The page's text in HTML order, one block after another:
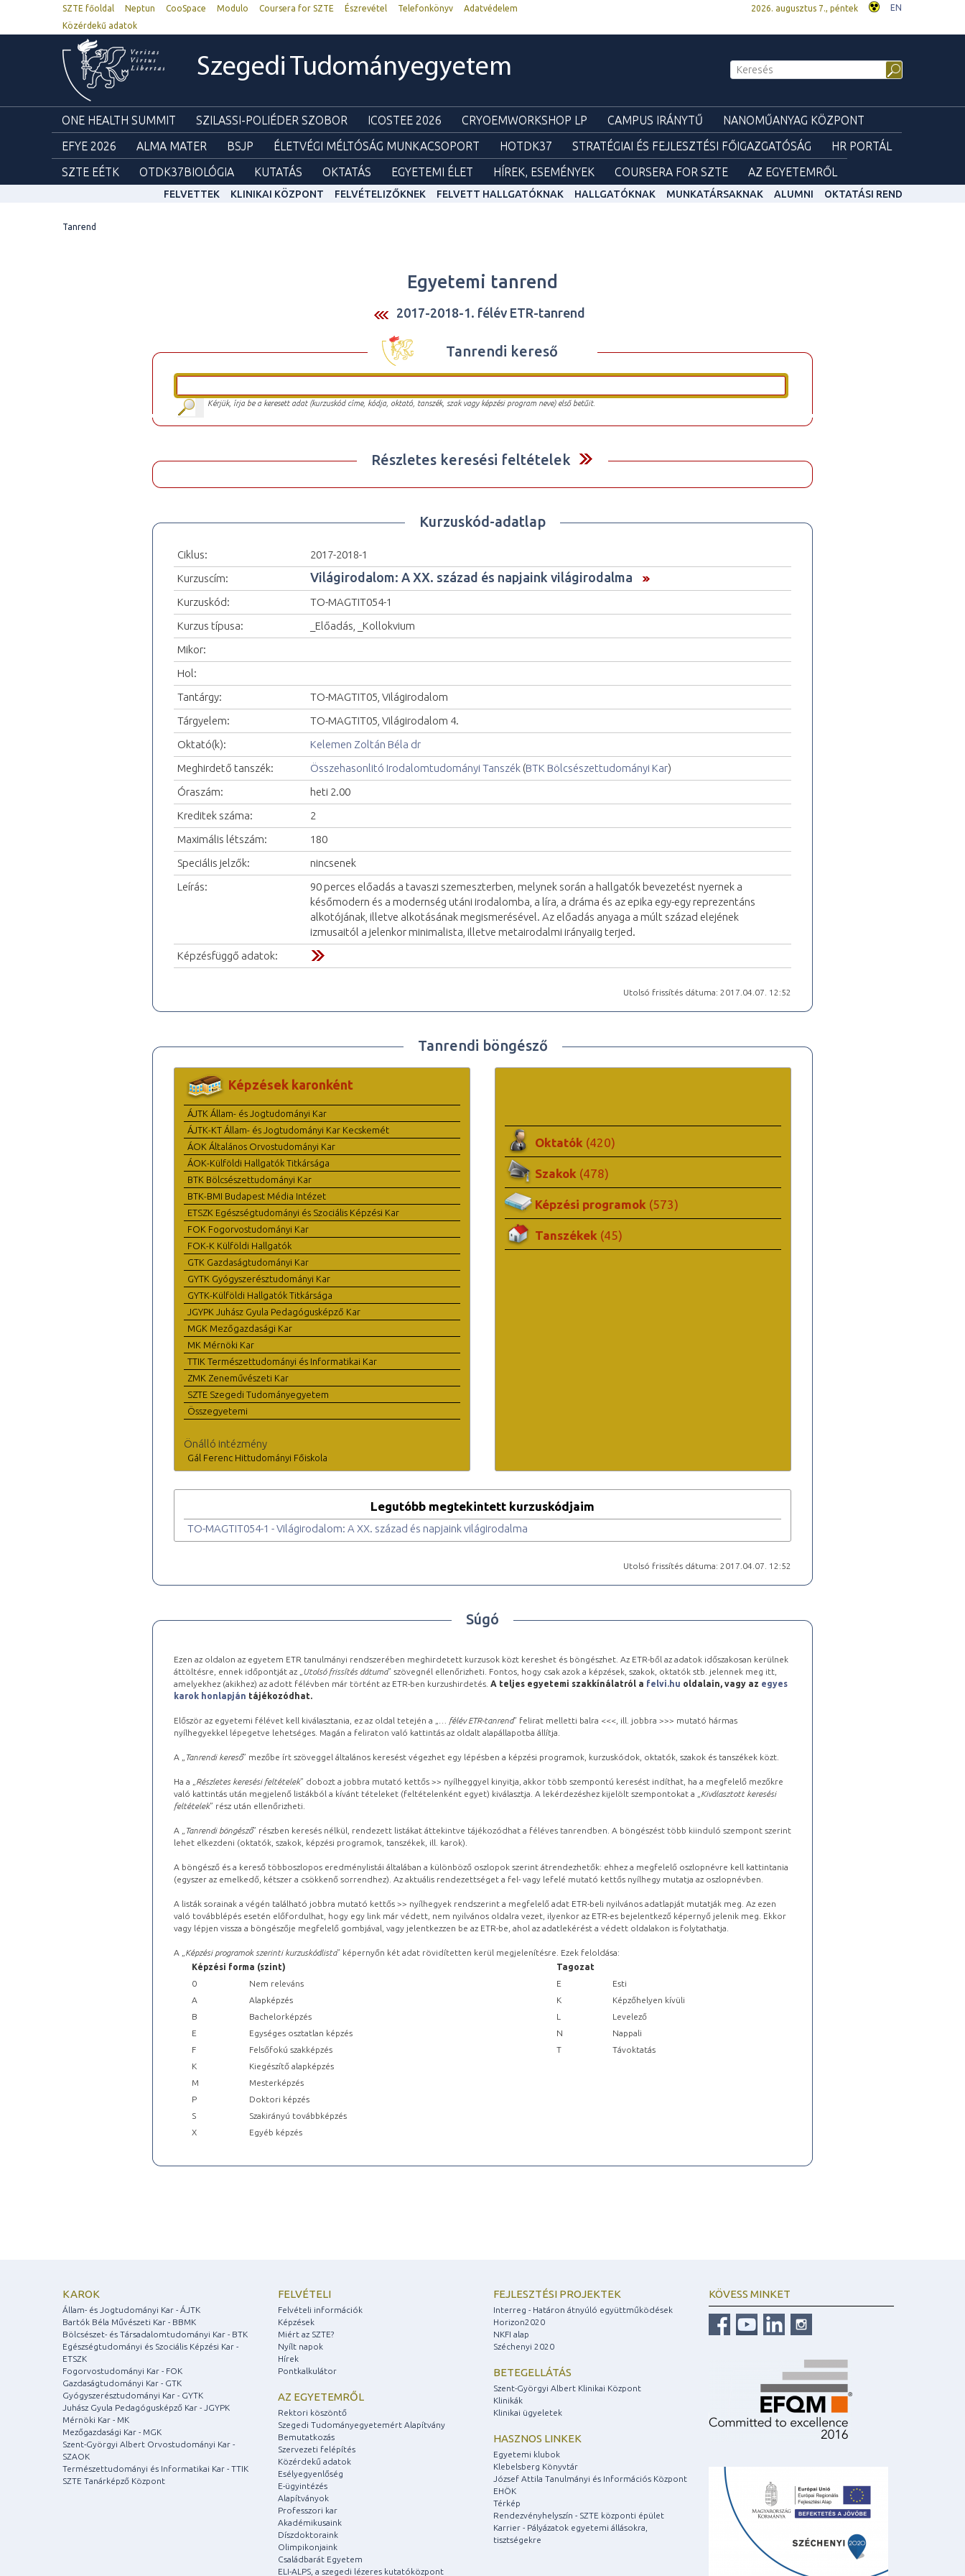
SZTE főoldal Neptun CooSpace Modulo Coursera for SZTE Észrevétel Telefonkönyv
Adatvédelem
Közérdekű adatok
2026. augusztus 7., péntek EN
Szegedi Tudományegyetem
ONE HEALTH SUMMIT SZILASSI-POLIÉDER SZOBOR ICOSTEE 2026 CRYOEMWORKSHOP LP CAMPUS IRÁNYTŰ
NANOMŰANYAG KÖZPONT
EFYE 2026
ALMA MATER BSJP ÉLETVÉGI MÉLTÓSÁG MUNKACSOPORT HOTDK37 STRATÉGIAI ÉS FEJLESZTÉSI FŐIGAZGATÓSÁG
HR PORTÁL
SZTE EÉTK
OTDK37BIOLÓGIA KUTATÁS OKTATÁS EGYETEMI ÉLET HÍREK, ESEMÉNYEK COURSERA FOR SZTE AZ EGYETEMRŐL
FELVETTEK KLINIKAI KÖZPONT FELVÉTELIZŐKNEK FELVETT HALLGATÓKNAK HALLGATÓKNAK MUNKATÁRSAKNAK ALUMNI OKTATÁSI REND
Tanrend
Egyetemi tanrend
2017-2018-1. félév ETR-tanrend
Tanrendi kereső
Kérjük, írja be a keresett adat (kurzuskód címe, kódja, oktató, tanszék, szak vagy képzési program neve) első betűit.
Részletes keresési feltételek
Kurzuskód-adatlap
Ciklus:
2017-2018-1
Kurzuscím:
Világirodalom: A XX. század és napjaink világirodalma
Kurzuskód:
TO-MAGTIT054-1
Kurzus típusa:
_Előadás, _Kollokvium
Mikor:
Hol:
Tantárgy:
TO-MAGTIT05, Világirodalom
Tárgyelem:
TO-MAGTIT05, Világirodalom 4.
Oktató(k):
Kelemen Zoltán Béla dr
Meghirdető tanszék:
Összehasonlitó Irodalomtudományi Tanszék (BTK Bölcsészettudományi Kar)
Óraszám:
heti 2.00
Kreditek száma:
2
Maximális létszám:
180
Speciális jelzők:
nincsenek
Leírás:
90 perces előadás a tavaszi szemeszterben, melynek során a hallgatók bevezetést nyernek a
későmodern és a modernség utáni irodalomba, a líra, a dráma és az epika egy-egy reprezentáns
alkotójának, illetve alkotásának megismerésével. Az előadás anyaga a múlt század elejének
izmusaitól a jelenkor minimalista, illetve metairodalmi irányaiig terjed.
Képzésfüggő adatok:
Utolsó frissítés dátuma: 2017.04.07. 12:52
Tanrendi böngésző
Képzések karonként
ÁJTK Állam- és Jogtudományi Kar
ÁJTK-KT Állam- és Jogtudományi Kar Kecskemét
ÁOK Általános Orvostudományi Kar
ÁOK-Külföldi Hallgatók Titkársága
BTK Bölcsészettudományi Kar
BTK-BMI Budapest Média Intézet
ETSZK Egészségtudományi és Szociális Képzési Kar
FOK Fogorvostudományi Kar
FOK-K Külföldi Hallgatók
GTK Gazdaságtudományi Kar
GYTK Gyógyszerésztudományi Kar
GYTK-Külföldi Hallgatók Titkársága
JGYPK Juhász Gyula Pedagógusképző Kar
MGK Mezőgazdasági Kar
MK Mérnöki Kar
TTIK Természettudományi és Informatikai Kar
ZMK Zeneművészeti Kar
SZTE Szegedi Tudományegyetem
Összegyetemi
Önálló intézmény
Gál Ferenc Hittudományi Főiskola
Oktatók (420)
Szakok (478)
Képzési programok (573)
Tanszékek (45)
Legutóbb megtekintett kurzuskódjaim
TO-MAGTIT054-1 - Világirodalom: A XX. század és napjaink világirodalma
Utolsó frissítés dátuma: 2017.04.07. 12:52
Súgó
Ezen az oldalon az egyetem ETR tanulmányi rendszerében meghirdetett kurzusok közt kereshet és böngészhet. Az ETR-ből az adatok időszakosan kerülnek
áttöltésre, ennek időpontját az „ Utolsó frissítés dátuma” szövegnél ellenőrizheti. Fontos, hogy csak azok a képzések, szakok, oktatók stb. jelennek meg itt,
amelyekhez (akikhez) az adott félévben már történt az ETR-ben kurzushirdetés. A teljes egyetemi szakkínálatról a felvi.hu oldalain, vagy az egyes
karok honlapján tájékozódhat.
Először az egyetemi félévet kell kiválasztania, ez az oldal tetején a „ … félév ETR-tanrend” felirat melletti balra <<<, ill. jobbra >>> mutató hármas
nyílhegyekkel lépegetve lehetséges. Magán a feliraton való kattintás az oldalt alapállapotba állítja.
A „ Tanrendi kereső” mezőbe írt szöveggel általános keresést végezhet egy lépésben a képzési programok, kurzuskódok, oktatók, szakok és tanszékek közt.
Ha a „ Részletes keresési feltételek” dobozt a jobbra mutató kettős >> nyílheggyel kinyitja, akkor több szempontú keresést indíthat, ha a megfelelő mezőkre
való kattintás után megjelenő listákból a kívánt tételeket (feltételenként egyet) kiválasztja. A lekérdezéshez kijelölt szempontokat a „ Kiválasztott keresési
feltételek” rész után ellenőrizheti.
A „ Tanrendi böngésző” részben keresés nélkül, rendezett listákat áttekintve tájékozódhat a féléves tanrendben. A böngészést több kiinduló szempont szerint
lehet elkezdeni (oktatók, szakok, képzési programok, tanszékek, ill. karok).
A böngésző és a kereső többoszlopos eredménylistái általában a különböző oszlopok szerint átrendezhetők: ehhez a megfelelő oszlopnévre kell kattintania
(egyszer az emelkedő, kétszer a csökkenő sorrendhez). Az aktuális rendezettséget a fel- vagy lefelé mutató kettős nyílhegy mutatja az oszlopnévben.
A listák sorainak a végén található jobbra mutató kettős >> nyílhegyek rendszerint a megfelelő adat ETR-beli nyilvános adatlapját mutatják meg. Az ezen
való továbblépés esetén előfordulhat, hogy egy link már védett, nem nyilvános oldalra vezet, ilyenkor az ETR-es bejelentkező képernyő jelenik meg. Ekkor
vagy lépjen vissza a böngészője megfelelő gombjával, vagy jelentkezzen be az ETR-be, ahol az adatlekérést a védett oldalakon is folytathatja.
A „ Képzési programok szerinti kurzuskódlista” képernyőn két adat rövidítetten kerül megjelenítésre. Ezek feloldása:
Képzési forma (szint)
Tagozat
0
Nem releváns E
Esti
A
Alapképzés K
Képzőhelyen kívüli
B
Bachelorképzés L
Levelező
E
Egységes osztatlan képzés N
Nappali
F
Felsőfokú szakképzés T
Távoktatás
K
Kiegészítő alapképzés
M
Mesterképzés
P
Doktori képzés
S
Szakirányú továbbképzés
X
Egyéb képzés
KAROK
Állam- és Jogtudományi Kar - ÁJTK
Bartók Béla Művészeti Kar - BBMK
Bölcsészet- és Társadalomtudományi Kar - BTK
Egészségtudományi és Szociális Képzési Kar -
ETSZK
Fogorvostudományi Kar - FOK
Gazdaságtudományi Kar - GTK
Gyógyszerésztudományi Kar - GYTK
Juhász Gyula Pedagógusképző Kar - JGYPK
Mérnöki Kar - MK
Mezőgazdasági Kar - MGK
Szent-Györgyi Albert Orvostudományi Kar -
SZAOK
Természettudományi és Informatikai Kar - TTIK
SZTE Tanárképző Központ
FELVÉTELI
Felvételi információk
Képzések
Miért az SZTE?
Nyílt napok
Hírek
Pontkalkulátor
AZ EGYETEMRŐL
Rektori köszöntő
Szegedi Tudományegyetemért Alapítvány
Bemutatkozás
Szervezeti felépítés
Közérdekű adatok
Esélyegyenlőség
E-ügyintézés
Alapítványok
Professzori kar
Akadémikusaink
Díszdoktoraink
Olimpikonjaink
Családbarát Egyetem
ELI-ALPS, a szegedi lézeres kutatóközpont
FEJLESZTÉSI PROJEKTEK
Interreg - Határon átnyúló együttműködések
Horizon2020
NKFI alap
Széchenyi 2020
BETEGELLÁTÁS
Szent-Györgyi Albert Klinikai Központ
Klinikák
Klinikai ügyeletek
HASZNOS LINKEK
Egyetemi klubok
Klebelsberg Könyvtár
József Attila Tanulmányi és Információs Központ
EHÖK
Térkép
Rendezvényhelyszín - SZTE központi épület
Karrier - Pályázatok egyetemi állásokra,
tisztségekre
KÖVESS MINKET